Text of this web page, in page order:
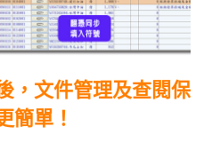
，文件管理及查閱保
簡單！